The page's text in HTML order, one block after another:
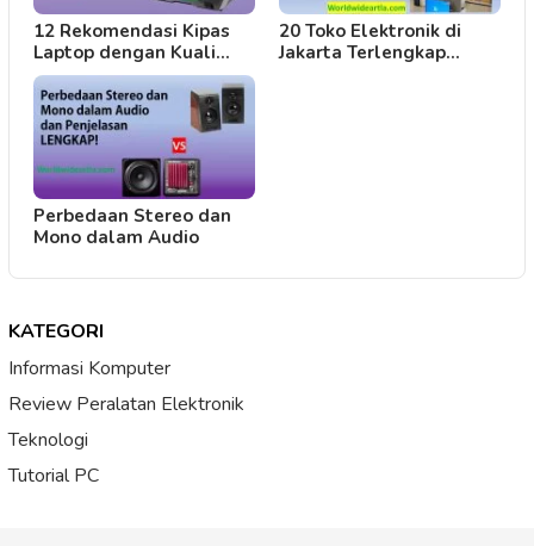
12 Rekomendasi Kipas
Laptop dengan Kuali…
20 Toko Elektronik di
Jakarta Terlengkap…
Perbedaan Stereo dan
Mono dalam Audio
KATEGORI
Informasi Komputer
Review Peralatan Elektronik
Teknologi
Tutorial PC